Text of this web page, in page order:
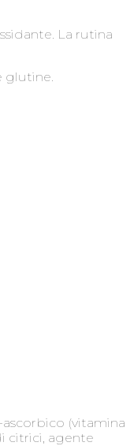
La rutina
glutine.
(vitamina
citrici, agente